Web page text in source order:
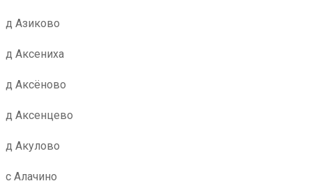
д Азиково
д Аксениха
д Аксёново
д Аксенцево
д Акулово
с Алачино